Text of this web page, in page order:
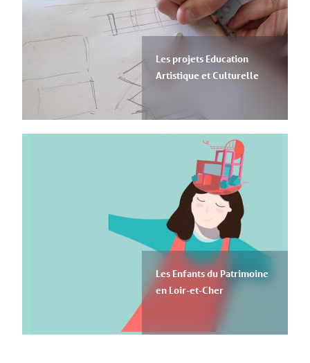
Les projets Education
Artistique et Culturelle
Les Enfants du Patrimoine
en Loir-et-Cher